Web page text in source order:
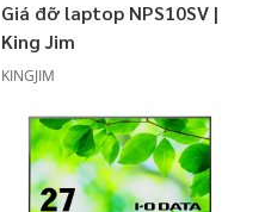
Giá đỡ laptop NPS10SV |
King Jim
KINGJIM